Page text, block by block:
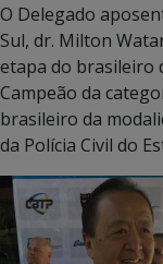
O Delegado
Sul, dr. Milton
etapa do brasileiro
Campeão da
brasileiro da
da Polícia Civil do